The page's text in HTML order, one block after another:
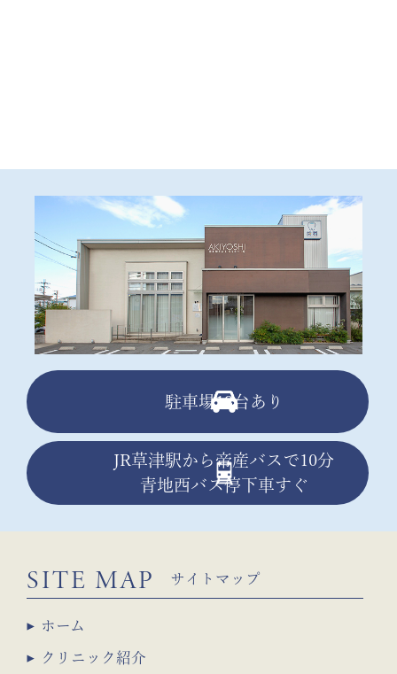
駐車場13台あり
JR草津駅から帝産バスで10分
青地西バス停下車すぐ
SITE MAP サイトマップ
ホーム
クリニック紹介